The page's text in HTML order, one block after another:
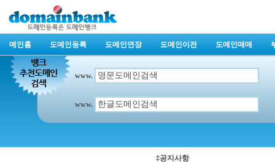
메인홈 도메인등록 도메인연장 도메인이전 도메인매매
www.
www.
‡공지사항